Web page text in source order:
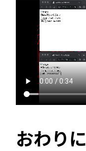
おわりに